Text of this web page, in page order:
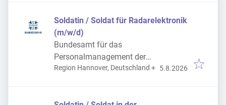
Soldatin / Soldat für Radarelektronik
(m/w/d)
Bundesamt für das
Personalmanagement der
Bundeswehr
Region Hannover, Deutschland + Veröffentlicht:
5.8.2026